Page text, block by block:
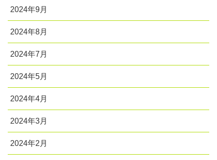
2024年9月
2024年8月
2024年7月
2024年5月
2024年4月
2024年3月
2024年2月